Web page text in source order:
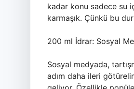
kadar konu sadece su
karmaşık. Çünkü bu
200 ml İdrar: Sosyal
Sosyal medyada,
adım daha ileri